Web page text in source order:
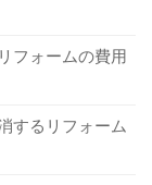
フォームの費用
するリフォーム